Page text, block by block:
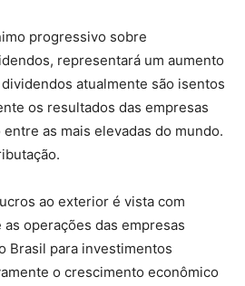
progressivo sobre
representará um aumento
atualmente são isentos
os resultados das empresas
as mais elevadas do mundo.
ao exterior é vista com
operações das empresas
Brasil para investimentos
o crescimento econômico